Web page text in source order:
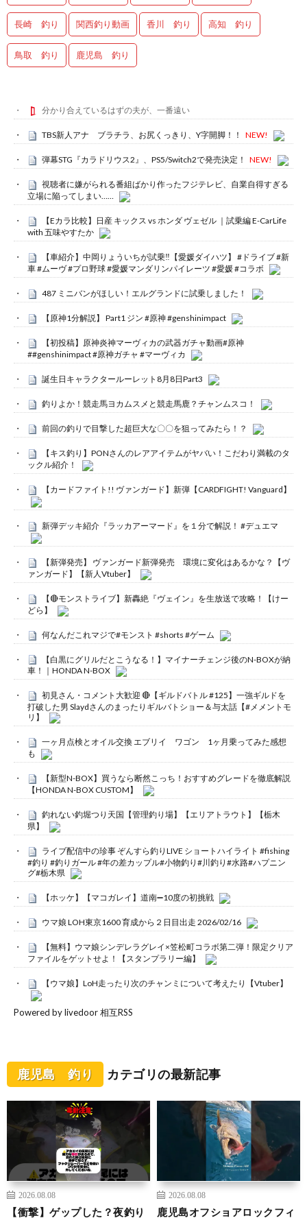
長崎 釣り 関西釣り動画 香川 釣り 高知 釣り
鳥取 釣り 鹿児島 釣り
分かり合えているはずの夫が、一番遠い
TBS新人アナ ブラチラ、お尻くっきり、Y字開脚！！ NEW!
弾幕STG『カラドリウス2』、PS5/Switch2で発売決定！ NEW!
視聴者に嫌がられる番組ばかり作ったフジテレビ、自業自得すぎる
立場に陥ってしまい……
【Eカラ比較】日産 キックス vs ホンダ ヴェゼル ｜試乗編 E-CarLife
with 五味やすたか
【車紹介】中岡りょういちが試乗‼️【愛媛ダイハツ】 #ドライブ #新
車 #ムーヴ #プロ野球 #愛媛マンダリンパイレーツ #愛媛 #コラボ
487 ミニバンがほしい！エルグランドに試乗しました！
【原神1分解説】 Part1 ジン #原神 #genshinimpact
【初投稿】原神炎神マーヴィカの武器ガチャ動画#原神
##genshinimpact #原神ガチャ #マーヴィカ
誕生日キャラクタールーレット8月8日Part3
釣りよか！競走馬ヨカムスメと競走馬鹿？チャンムスコ！
前回の釣りで目撃した超巨大な〇〇を狙ってみたら！？
【キス釣り】PONさんのレアアイテムがヤバい！こだわり満載のタ
ックル紹介！
【カードファイト!! ヴァンガード】新弾【CARDFIGHT! Vanguard】
新弾デッキ紹介『ラッカアーマード』を１分で解説！ #デュエマ
【新弾発売】 ヴァンガード新弾発売 環境に変化はあるかな？【ヴ
ァンガード】【新人Vtuber】
【🔴モンストライブ】新轟絶『ヴェイン』を生放送で攻略！【けー
どら】
何なんだこれマジで#モンスト #shorts #ゲーム
【白黒にグリルだとこうなる！】マイナーチェンジ後のN-BOXが納
車！｜HONDA N-BOX
初見さん・コメント大歓迎 🔴【ギルドバトル #125】一強ギルドを
打破した男 Slaydさんのまったりギルバトショー＆与太話【#メメントモ
リ】
一ヶ月点検とオイル交換 エブリイ ワゴン 1ヶ月乗ってみた感想
も
【新型N-BOX】買うなら断然こっち！おすすめグレードを徹底解説
【HONDA N-BOX CUSTOM】
釣れない釣堀つり天国【管理釣り場】【エリアトラウト】【栃木
県】
ライブ配信中の珍事 ぞんすら釣りLIVE ショートハイライト #fishing
#釣り #釣りガール #年の差カップル#小物釣り#川釣り#水路#ハプニン
グ#栃木県
【ホッケ】【マコガレイ】道南➖10度の初挑戦
ウマ娘 LOH東京1600 育成から２日目出走 2026/02/16
【無料】ウマ娘シンデレラグレイ×笠松町コラボ第二弾！限定クリア
ファイルをゲットせよ！【スタンプラリー編】
【ウマ娘】LoH走ったり次のチャンミについて考えたり【Vtuber】
Powered by livedoor 相互RSS
鹿児島 釣り カテゴリの最新記事
2026.08.08
【衝撃】ゲップした？夜釣り
2026.08.08
鹿児島オフショアロックフィ